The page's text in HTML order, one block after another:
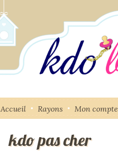
Accueil Rayons Mon compte
kdo pas cher